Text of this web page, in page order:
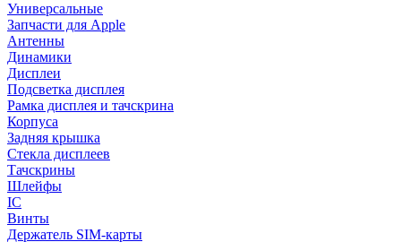
Универсальные
Запчасти для Apple
Антенны
Динамики
Дисплеи
Подсветка дисплея
Рамка дисплея и тачскрина
Корпуса
Задняя крышка
Стекла дисплеев
Тачскрины
Шлейфы
IC
Винты
Держатель SIM-карты